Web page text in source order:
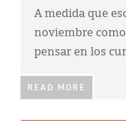
A medida que
noviembre
pensar en los
READ MORE